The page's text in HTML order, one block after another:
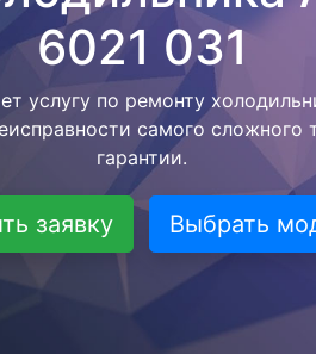
центр. Ремонт
центра, тем самым
Перед тем как
стоимость работ и в
от компании - Доставка
консультирование и
заявку Выбрать